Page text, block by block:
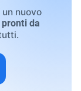
nuovo
pronti da